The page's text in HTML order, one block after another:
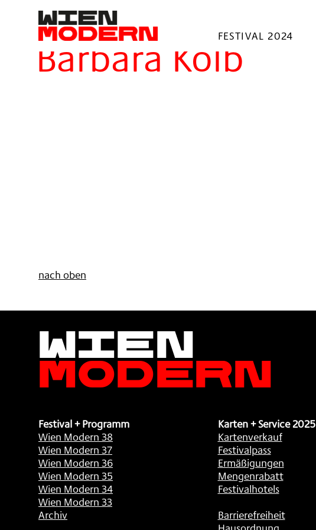
springen
FESTIVAL 2024
Filter
Barbara Kolb
nach oben
Wien
Modern
Festival + Programm
Wien Modern 38
Wien Modern 37
Wien Modern 36
Wien Modern 35
Wien Modern 34
Wien Modern 33
Archiv
Karten + Service 2025
Kartenverkauf
Festivalpass
Ermäßigungen
Mengenrabatt
Festivalhotels
Barrierefreiheit